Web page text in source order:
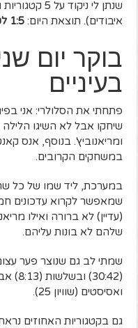
שנתן לי
איבודים). תוצאת היום:1:5 לטובתי
בוקר יום
בעיניים
פתחתי את הסלולרי: אני
שיחקו אבל לא השיגו
ומריאנוביץ'. בנוסף, אנס
במשחקים הקרובים.
במערכת, ליד שמו של כל
שמאפשר לקרוא עדכונים
(עדיין) לא ברורה ואילו
שלהם לא בונות עליהם.
ואסיסטים (שוויון 25).